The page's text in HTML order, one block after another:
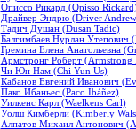
Описсо Рикард (Opisso
Драйвер Эндрю (Driver
Тадич Душан (Dusan Tadic)
Балгимбаев Нурлан
Гремина Елена Анатольевна
Армстронг Роберт (Armstrong
Чи Юн Нам (Chi Yun Us)
Кабанов Евгений Иванович
Пако Ибаньес (Paco Ibáñez)
Уилкенс Карл (Waelkens Carl)
Уолш Кимберли (Kimberly
Алпатов Михаил Антонович